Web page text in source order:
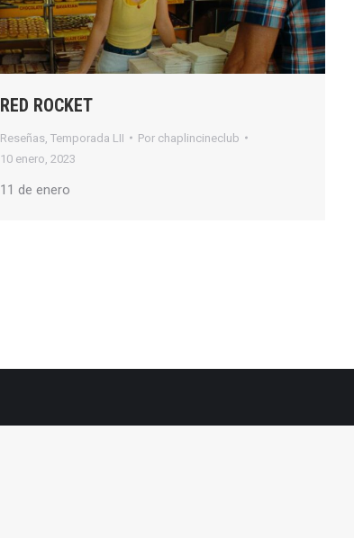
RED ROCKET
Reseñas Temporada LII Por chaplincineclub
10 enero, 2023
11 de enero